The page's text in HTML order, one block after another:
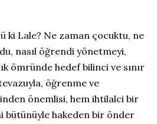
ki Lale? Ne zaman çocuktu, ne
nasıl öğrendi yönetmeyi,
ömründe hedef bilinci ve sınır
öğrenme ve
önemlisi, hem ihtilalci bir
hakeden bir önder